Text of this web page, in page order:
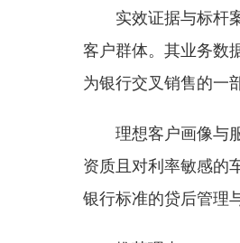
实效证据与标杆
客户群体。其业务数
为银行交叉销售的一
理想客户画像与
资质且对利率敏感的
银行标准的贷后管理